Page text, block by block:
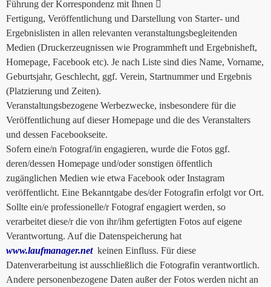
Führung der Korrespondenz mit Ihnen 
Fertigung, Veröffentlichung und Darstellung von Starter- und
Ergebnislisten in allen relevanten veranstaltungsbegleitenden
Medien (Druckerzeugnissen wie Programmheft und Ergebnisheft,
Homepage, Facebook etc). Je nach Liste sind dies Name, Vorname,
Geburtsjahr, Geschlecht, ggf. Verein, Startnummer und Ergebnis
(Platzierung und Zeiten).
Veranstaltungsbezogene Werbezwecke, insbesondere für die
Veröffentlichung auf dieser Homepage und die des Veranstalters
und dessen Facebookseite.
Sofern eine/n Fotograf/in engagieren, wurde die Fotos ggf.
deren/dessen Homepage und/oder sonstigen öffentlich
zugänglichen Medien wie etwa Facebook oder Instagram
veröffentlicht. Eine Bekanntgabe des/der Fotografin erfolgt vor Ort.
Sollte ein/e professionelle/r Fotograf engagiert werden, so
verarbeitet diese/r die von ihr/ihm gefertigten Fotos auf eigene
Verantwortung. Auf die Datenspeicherung hat
www.laufmanager.netkeinen Einfluss. Für diese
Datenverarbeitung ist ausschließlich die Fotografin verantwortlich.
Andere personenbezogene Daten außer der Fotos werden nicht an